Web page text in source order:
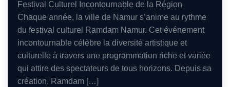
Festival Culturel Incontournable de la Région
Chaque année, la ville de Namur s’anime au rythme
du festival culturel Ramdam Namur. Cet événement
incontournable célèbre la diversité artistique et
culturelle à travers une programmation riche et variée
qui attire des spectateurs de tous horizons. Depuis sa
création, Ramdam […]